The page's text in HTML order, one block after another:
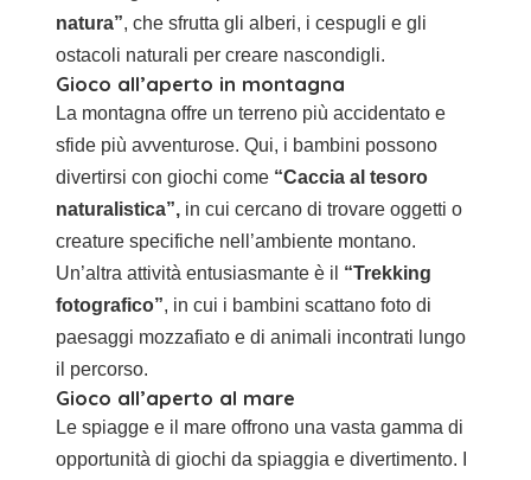
natura”, che sfrutta gli alberi, i cespugli e gli
ostacoli naturali per creare nascondigli.
Gioco all’aperto in montagna
La montagna offre un terreno più accidentato e
sfide più avventurose. Qui, i bambini possono
divertirsi con giochi come “Caccia al tesoro
naturalistica”, in cui cercano di trovare oggetti o
creature specifiche nell’ambiente montano.
Un’altra attività entusiasmante è il “Trekking
fotografico”, in cui i bambini scattano foto di
paesaggi mozzafiato e di animali incontrati lungo
il percorso.
Gioco all’aperto al mare
Le spiagge e il mare offrono una vasta gamma di
opportunità di giochi da spiaggia e divertimento. I